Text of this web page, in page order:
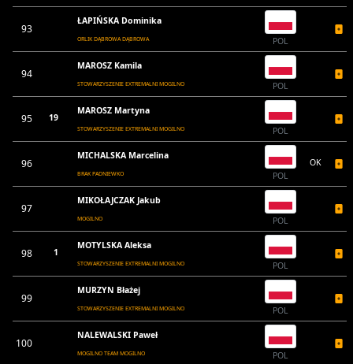
93
ŁAPIŃSKA Dominika
ORLIK DĄBROWA DĄBROWA POL
94
MAROSZ Kamila
STOWARZYSZENIE EXTREMALNI MOGILNO POL
95 19
MAROSZ Martyna
STOWARZYSZENIE EXTREMALNI MOGILNO POL
96
MICHALSKA Marcelina
BRAK PADNIEWKO POL
OK
97
MIKOŁAJCZAK Jakub
MOGILNO POL
98 1
MOTYLSKA Aleksa
STOWARZYSZENIE EXTREMALNI MOGILNO POL
99
MURZYN Błażej
STOWARZYSZENIE EXTREMALNI MOGILNO POL
100
NALEWALSKI Paweł
MOGILNO TEAM MOGILNO POL